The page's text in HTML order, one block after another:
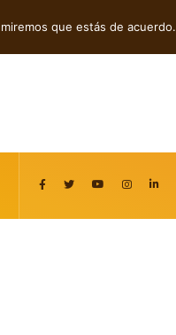
que estás de acuerdo.